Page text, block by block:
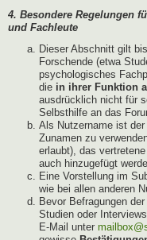
4. Besondere Regelungen
und Fachleute
Dieser Abschnitt gilt
Forschende (etwa
psychologisches
die in ihrer Funktion
ausdrücklich nicht für
Selbsthilfe an das
Als Nutzername ist
Zunamen zu
erlaubt), das
auch hinzugefügt
Eine Vorstellung im
wie bei allen anderen
Bevor Befragungen
Studien oder
E-Mail unter